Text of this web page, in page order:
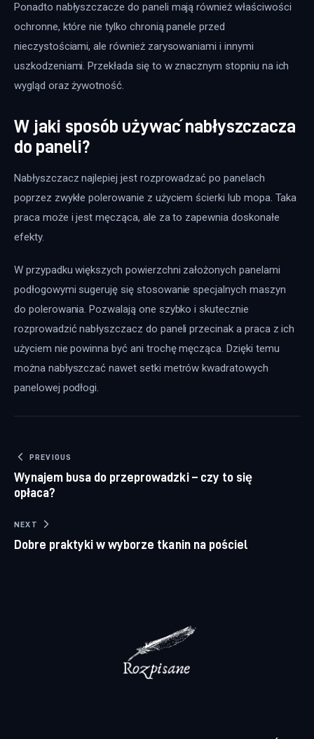
Ponadto nabłyszczacze do paneli mają również właściwości
ochronne, które nie tylko chronią panele przed
nieczystościami, ale również zarysowaniami i innymi
uszkodzeniami. Przekłada się to w znacznym stopniu na ich
wygląd oraz żywotność.
W jaki sposób używać nabłyszczacza
do paneli?
Nabłyszczacz najlepiej jest rozprowadzać po panelach
poprzez zwykłe polerowanie z użyciem ścierki lub mopa. Taka
praca może i jest męcząca, ale za to zapewnia doskonałe
efekty.
W przypadku większych powierzchni założonych panelami
podłogowymi sugeruję się stosowanie specjalnych maszyn
do polerowania. Pozwalają one szybko i skutecznie
rozprowadzić nabłyszczacz do paneli przecinak a praca z ich
użyciem nie powinna być ani trochę męcząca. Dzięki temu
można nabłyszczać nawet setki metrów kwadratowych
panelowej podłogi.
Nawigacja wpisu
PREVIOUS
Wynajem busa do przeprowadzki – czy to się
opłaca?
NEXT
Dobre praktyki w wyborze tkanin na pościel